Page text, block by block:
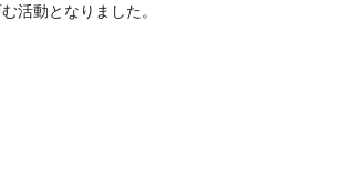
活動となりました。